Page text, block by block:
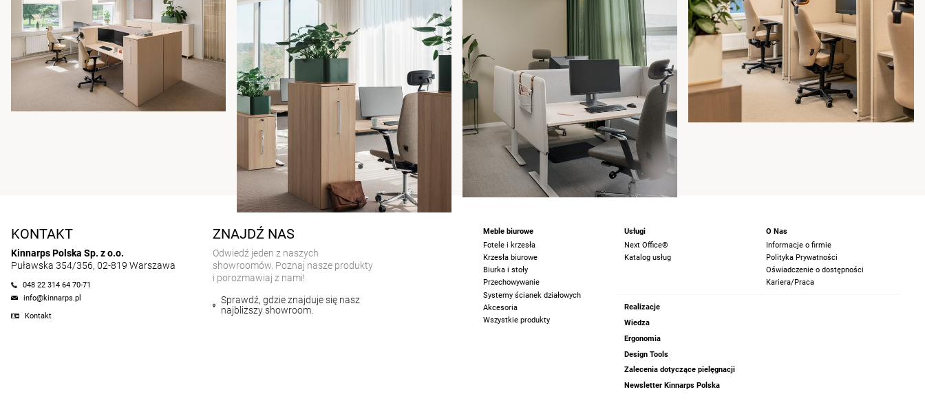
KONTAKT
Kinnarps Polska Sp. z o.o.
Puławska 354/356, 02-819 Warszawa
048 22 314 64 70-71
info@kinnarps.pl
Kontakt
ZNAJDŹ NAS
Odwiedź jeden z naszych
showroomów. Poznaj nasze produkty
i porozmawiaj z nami!
Sprawdź, gdzie znajduje się nasz
najbliższy showroom.
Meble biurowe
Fotele i krzesła
Krzesła biurowe
Biurka i stoły
Przechowywanie
Systemy ścianek działowych
Akcesoria
Wszystkie produkty
Usługi
Next Office®
Katalog usług
O Nas
Informacje o firmie
Polityka Prywatności
Oświadczenie o dostępności
Kariera/Praca
Realizacje
Wiedza
Ergonomia
Design Tools
Zalecenia dotyczące pielęgnacji
Newsletter Kinnarps Polska